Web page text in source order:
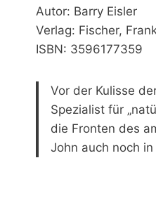
Autor: Barry Eisler
Verlag: Fischer,
ISBN: 3596177359
Vor der Kulisse
Spezialist für
die Fronten des
John auch noch